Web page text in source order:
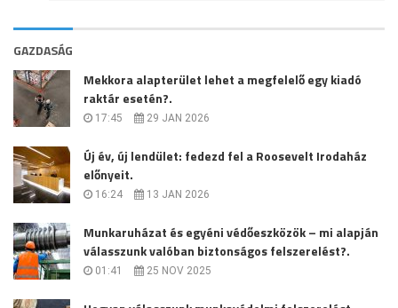
GAZDASÁG
Mekkora alapterület lehet a megfelelő egy kiadó
raktár esetén?.
17:45 29 JAN 2026
Új év, új lendület: fedezd fel a Roosevelt Irodaház
előnyeit.
16:24 13 JAN 2026
Munkaruházat és egyéni védőeszközök – mi alapján
válasszunk valóban biztonságos felszerelést?.
01:41 25 NOV 2025